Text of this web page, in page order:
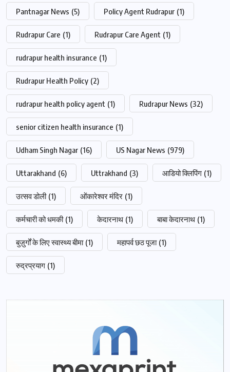
Pantnagar News (5) Policy Agent Rudrapur (1)
Rudrapur Care (1) Rudrapur Care Agent (1)
rudrapur health insurance (1)
Rudrapur Health Policy (2)
rudrapur health policy agent (1) Rudrapur News (32)
senior citizen health insurance (1)
Udham Singh Nagar (16) US Nagar News (979)
Uttarakhand (6) Uttrakhand (3) आडियो क्लिपिंग (1)
उत्सव डोली (1) ओंकारेश्वर मंदिर (1)
कर्मचारी को धमकी (1) केदारनाथ (1) बाबा केदारनाथ (1)
बुज़ुर्गों के लिए स्वास्थ्य बीमा (1) महापर्व छठ पूजा (1)
रुद्रप्रयाग (1)